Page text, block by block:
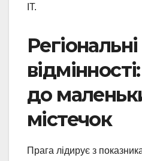
IT.
Регіональні
до
містечок
Прага лідирує з